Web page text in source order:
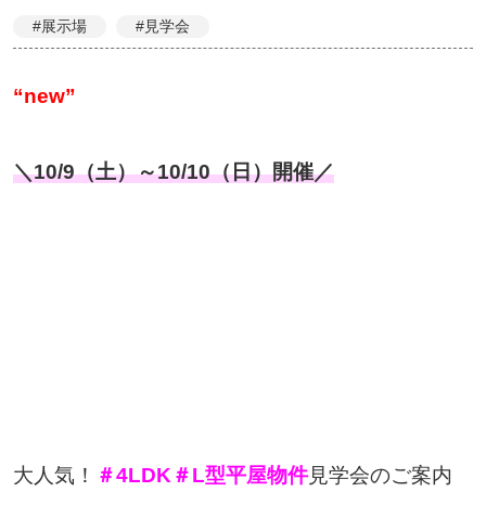
#展示場 #見学会
“new”
＼10/9（土）～10/10（日）開催／
大人気！ ＃4LDK＃L型平屋物件見学会のご案内